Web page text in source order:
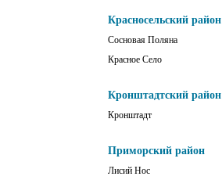
Красносельский район
Сосновая Поляна
Красное Село
Кронштадтский район
Кронштадт
Приморский район
Лисий Нос